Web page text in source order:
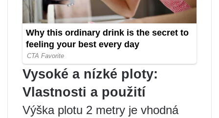
Vysoké a nízké ploty:
Vlastnosti a použití
Výška plotu 2 metry je vhodná